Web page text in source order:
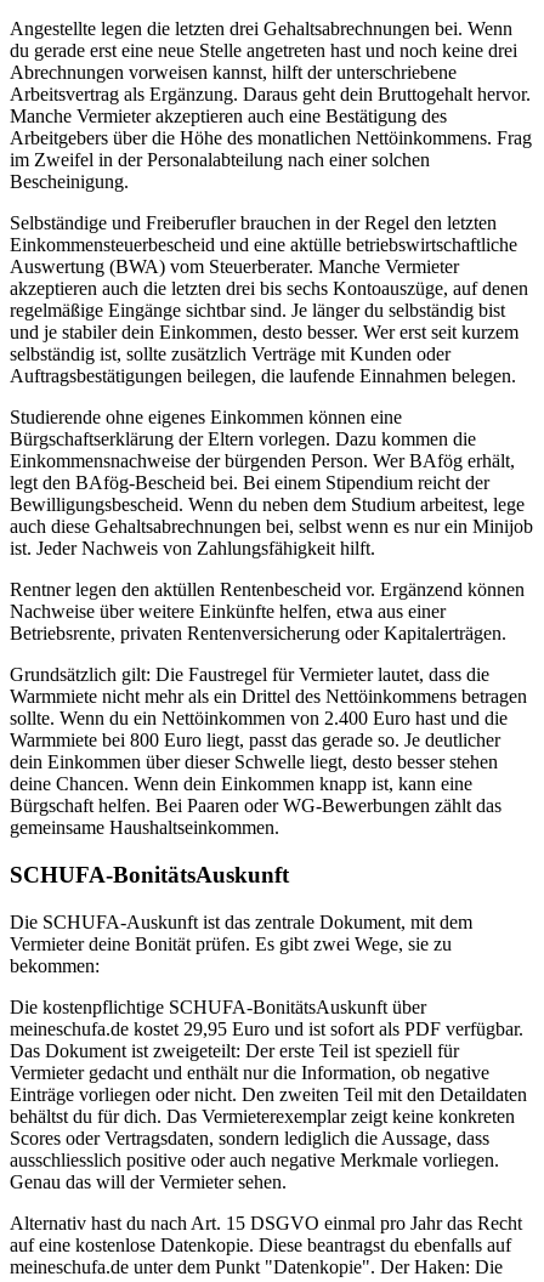
Angestellte legen die letzten drei Gehaltsabrechnungen bei. Wenn
du gerade erst eine neue Stelle angetreten hast und noch keine drei
Abrechnungen vorweisen kannst, hilft der unterschriebene
Arbeitsvertrag als Ergänzung. Daraus geht dein Bruttogehalt hervor.
Manche Vermieter akzeptieren auch eine Bestätigung des
Arbeitgebers über die Höhe des monatlichen Nettöinkommens. Frag
im Zweifel in der Personalabteilung nach einer solchen
Bescheinigung.
Selbständige und Freiberufler brauchen in der Regel den letzten
Einkommensteuerbescheid und eine aktülle betriebswirtschaftliche
Auswertung (BWA) vom Steuerberater. Manche Vermieter
akzeptieren auch die letzten drei bis sechs Kontoauszüge, auf denen
regelmäßige Eingänge sichtbar sind. Je länger du selbständig bist
und je stabiler dein Einkommen, desto besser. Wer erst seit kurzem
selbständig ist, sollte zusätzlich Verträge mit Kunden oder
Auftragsbestätigungen beilegen, die laufende Einnahmen belegen.
Studierende ohne eigenes Einkommen können eine
Bürgschaftserklärung der Eltern vorlegen. Dazu kommen die
Einkommensnachweise der bürgenden Person. Wer BAfög erhält,
legt den BAfög-Bescheid bei. Bei einem Stipendium reicht der
Bewilligungsbescheid. Wenn du neben dem Studium arbeitest, lege
auch diese Gehaltsabrechnungen bei, selbst wenn es nur ein Minijob
ist. Jeder Nachweis von Zahlungsfähigkeit hilft.
Rentner legen den aktüllen Rentenbescheid vor. Ergänzend können
Nachweise über weitere Einkünfte helfen, etwa aus einer
Betriebsrente, privaten Rentenversicherung oder Kapitalerträgen.
Grundsätzlich gilt: Die Faustregel für Vermieter lautet, dass die
Warmmiete nicht mehr als ein Drittel des Nettöinkommens betragen
sollte. Wenn du ein Nettöinkommen von 2.400 Euro hast und die
Warmmiete bei 800 Euro liegt, passt das gerade so. Je deutlicher
dein Einkommen über dieser Schwelle liegt, desto besser stehen
deine Chancen. Wenn dein Einkommen knapp ist, kann eine
Bürgschaft helfen. Bei Paaren oder WG-Bewerbungen zählt das
gemeinsame Haushaltseinkommen.
SCHUFA-BonitätsAuskunft
Die SCHUFA-Auskunft ist das zentrale Dokument, mit dem
Vermieter deine Bonität prüfen. Es gibt zwei Wege, sie zu
bekommen:
Die kostenpflichtige SCHUFA-BonitätsAuskunft über
meineschufa.de kostet 29,95 Euro und ist sofort als PDF verfügbar.
Das Dokument ist zweigeteilt: Der erste Teil ist speziell für
Vermieter gedacht und enthält nur die Information, ob negative
Einträge vorliegen oder nicht. Den zweiten Teil mit den Detaildaten
behältst du für dich. Das Vermieterexemplar zeigt keine konkreten
Scores oder Vertragsdaten, sondern lediglich die Aussage, dass
ausschliesslich positive oder auch negative Merkmale vorliegen.
Genau das will der Vermieter sehen.
Alternativ hast du nach Art. 15 DSGVO einmal pro Jahr das Recht
auf eine kostenlose Datenkopie. Diese beantragst du ebenfalls auf
meineschufa.de unter dem Punkt "Datenkopie". Der Haken: Die